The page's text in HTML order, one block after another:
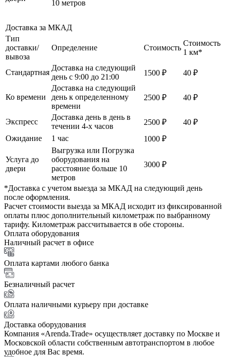
10 метров
Доставка за МКАД
Тип
доставки/
вывоза
Определение Стоимость
Стоимость
1 км*
Стандартная
Доставка на следующий
день с 9:00 до 21:00
1500 ₽ 40 ₽
Ко времени
Доставка на следующий
день к определенному
времени
2500 ₽ 40 ₽
Экспресс
Доставка день в день в
течении 4-х часов
2500 ₽
40 ₽
Ожидание
1 час 1000 ₽
Услуга до
двери
Выгрузка или Погрузка
оборудования на
расстояние больше 10
метров
3000 ₽
*Доставка с учетом выезда за МКАД на следующий день
после оформления.
Расчет стоимости выезда за МКАД исходит из фиксированной
оплаты плюс дополнительный километраж по выбранному
тарифу. Километраж рассчитывается в обе стороны.
Оплата оборудования
Наличный расчет в офисе
Оплата картами любого банка
Безналичный расчет
Оплата наличными курьеру при доставке
Доставка оборудования
Компания «Arenda.Trade» осуществляет доставку по Москве и
Московской области собственным автотранспортом в любое
удобное для Вас время.